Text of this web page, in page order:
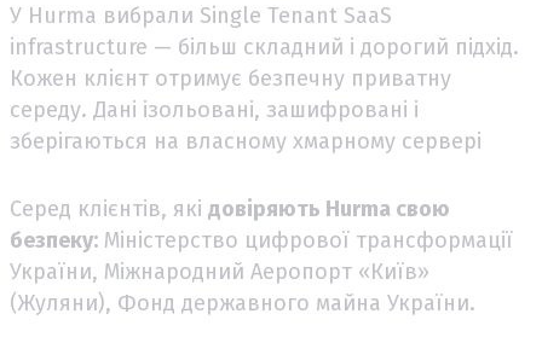
У Hurma вибрали Single Tenant SaaS
infrastructure — більш складний і дорогий підхід.
Кожен клієнт отримує безпечну приватну
середу. Дані ізольовані, зашифровані і
зберігаються на власному хмарному сервері
Серед клієнтів, які довіряють Hurma свою
безпеку: Міністерство цифрової трансформації
України, Міжнародний Аеропорт «Київ»
(Жуляни), Фонд державного майна України.